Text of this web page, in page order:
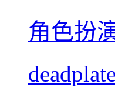
角色扮